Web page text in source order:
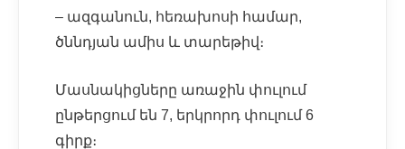
– ազգանուն, հեռախոսի համար,
ծննդյան ամիս և տարեթիվ։
Մասնակիցները առաջին փուլում
ընթերցում են 7, երկրորդ փուլում 6
գիրք։